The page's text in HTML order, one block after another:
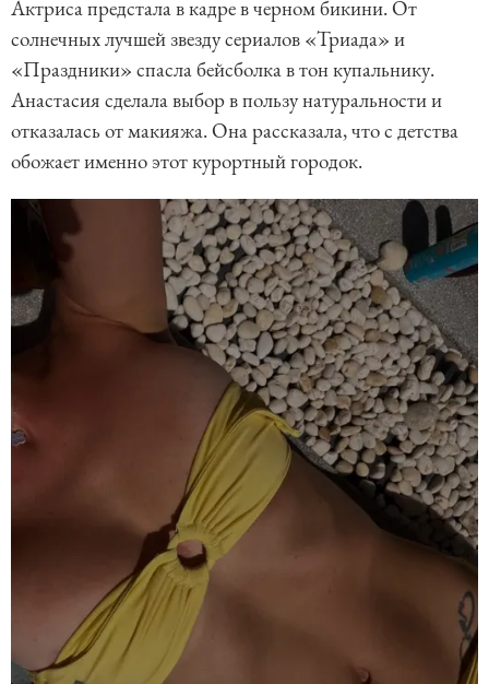
Актриса предстала в кадре в черном бикини. От
солнечных лучшей звезду сериалов «Триада» и
«Праздники» спасла бейсболка в тон купальнику.
Анастасия сделала выбор в пользу натуральности и
отказалась от макияжа. Она рассказала, что с детства
обожает именно этот курортный городок.